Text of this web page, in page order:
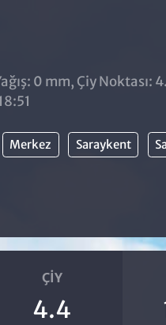
0 mm, Çiy Noktası:
Merkez Saraykent
ÇIY
4.4